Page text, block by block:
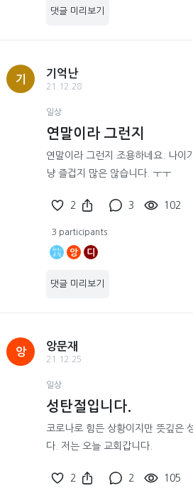
댓글 미리보기
기
기억난
21.12.28
일상
연말이라 그런지
연말이라 그런지 조용하네요. 나이
냥 즐겁지 많은 않습니다. ㅜㅜ
2 3 102
3 participants
앙 디
댓글 미리보기
앙
앙문재
21.12.25
일상
성탄절입니다.
코로나로 힘든 상황이지만 뜻깊은
다. 저는 오늘 교회갑니다.
2 2 105